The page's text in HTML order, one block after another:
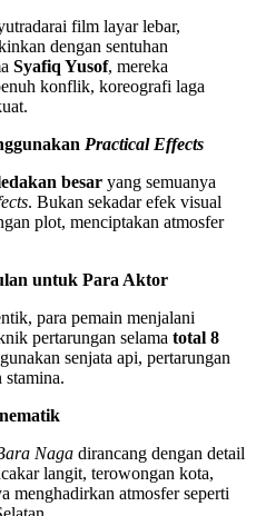
film layar lebar,
dengan sentuhan
Syafiq Yusof, mereka
konflik, koreografi laga
Practical Effects
besar yang semuanya
. Bukan sekadar efek visual
plot, menciptakan atmosfer
untuk Para Aktor
para pemain menjalani
pertarungan selama total 8
senjata api, pertarungan
stamina.
Naga dirancang dengan detail
langit, terowongan kota,
menghadirkan atmosfer seperti